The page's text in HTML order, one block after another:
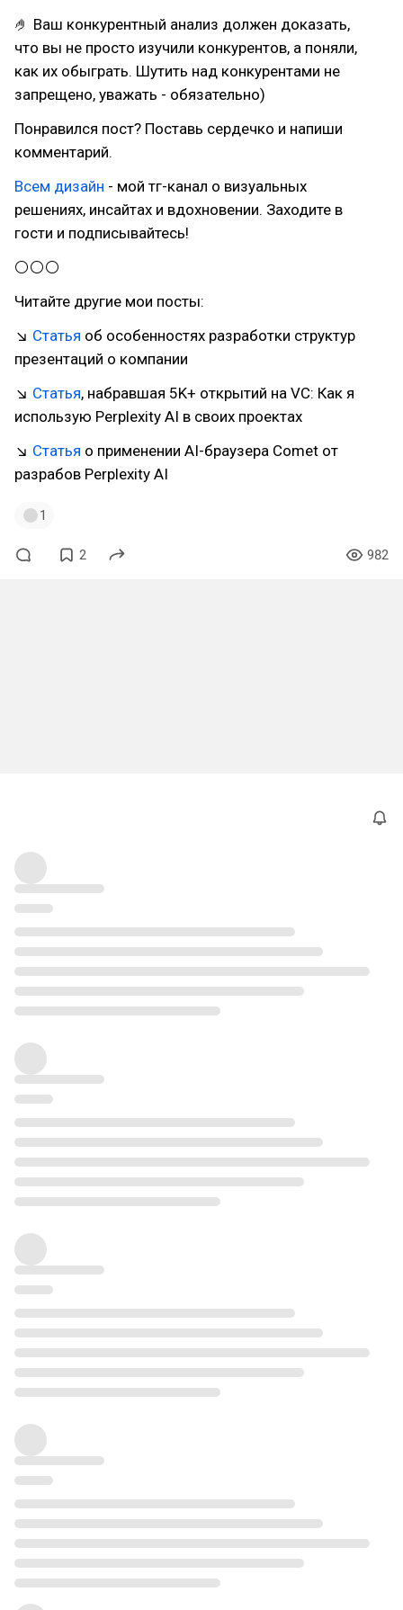
🤌 Ваш конкурентный анализ должен доказать,
что вы не просто изучили конкурентов, а поняли,
как их обыграть. Шутить над конкурентами не
запрещено, уважать - обязательно)
Понравился пост? Поставь сердечко и напиши
комментарий.
Всем дизайн - мой тг-канал о визуальных
решениях, инсайтах и вдохновении. Заходите в
гости и подписывайтесь!
⚪⚪⚪
Читайте другие мои посты:
↘ Статья об особенностях разработки структур
презентаций о компании
↘ Статья, набравшая 5K+ открытий на VC: Как я
использую Perplexity AI в своих проектах
↘ Статья о применении AI-браузера Comet от
разрабов Perplexity AI
1
2 982